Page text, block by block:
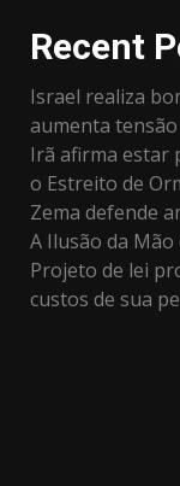
Recent
Israel realiza
aumenta tensão
Irã afirma estar
o Estreito de
Zema defende
A Ilusão da
Projeto de lei
custos de sua